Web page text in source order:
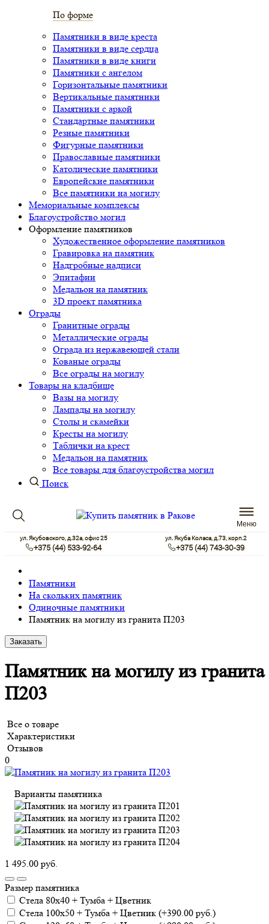
По форме
Памятники в виде креста
Памятники в виде сердца
Памятники в виде книги
Памятники с ангелом
Горизонтальные памятники
Вертикальные памятники
Памятники с аркой
Стандартные памятники
Резные памятники
Фигурные памятники
Православные памятники
Католические памятники
Европейские памятники
Все памятники на могилу
Мемориальные комплексы
Благоустройство могил
Оформление памятников
Художественное оформление памятников
Гравировка на памятник
Надгробные надписи
Эпитафии
Медальон на памятник
3D проект памятника
Ограды
Гранитные ограды
Металлические ограды
Ограда из нержавеющей стали
Кованые ограды
Все ограды на могилу
Товары на кладбище
Вазы на могилу
Лампады на могилу
Столы и скамейки
Кресты на могилу
Таблички на крест
Медальон на памятник
Все товары для благоустройства могил
Поиск
Меню
ул. Якубовского, д.32а, офис 25
+375 (44) 533-92-64
ул. Якуба Коласа, д.73, корп.2
+375 (44) 743-30-39
Памятники
На скольких памятник
Одиночные памятники
Памятник на могилу из гранита П203
Заказать
Памятник на могилу из гранита
П203
Все о товаре
Характеристики
Отзывов
0
Варианты памятника
1 495.00 руб.
Размер памятника
Cтела 80х40 + Тумба + Цветник
Cтела 100х50 + Тумба + Цветник (+390.00 руб.)